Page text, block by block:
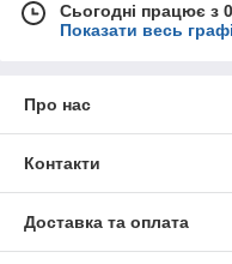
Сьогодні працює з
Показати весь
Про нас
Контакти
Доставка та оплата